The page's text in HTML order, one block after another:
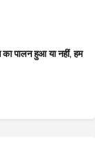
पालन हुआ या नहीं, हम